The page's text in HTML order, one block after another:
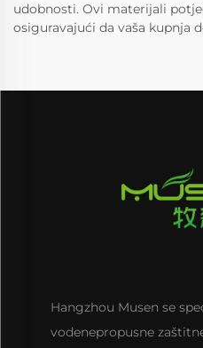
udobnosti. Ovi materijali
osiguravajući da vaša kupnja
Hangzhou Musen se
vodenepropusne